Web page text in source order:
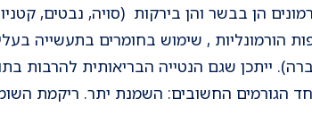
הן בבשר והן בירקות (סויה, נבטים,
הורמונליות , שימוש בחומרים בתעשייה
ייתכן שגם הנטייה הבריאותית להרבות
הגורמים החשובים: השמנת יתר. ריקמת